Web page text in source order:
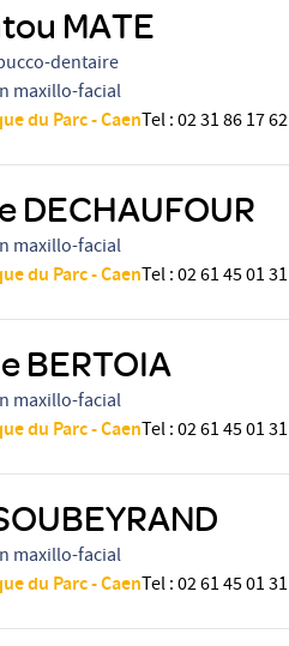
MATE
dentaire
maxillo-facial
du Parc - CaenTel:02 31 86 17 62
DECHAUFOUR
maxillo-facial
du Parc - CaenTel:02 61 45 01 31
BERTOIA
maxillo-facial
du Parc - CaenTel:02 61 45 01 31
maxillo-facial
du Parc - CaenTel:02 61 45 01 31